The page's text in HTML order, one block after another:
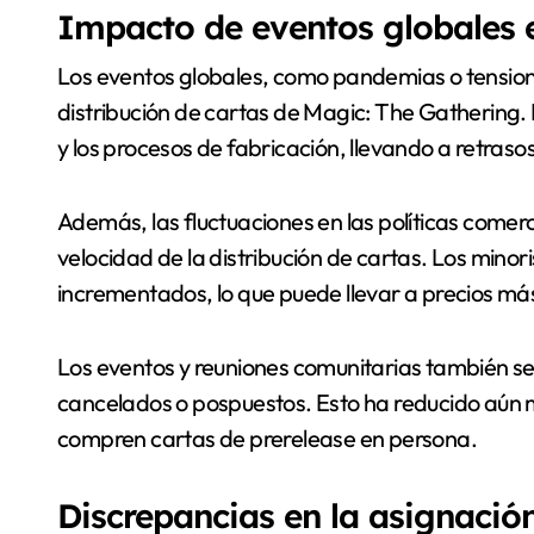
Impacto de eventos globales
Los eventos globales, como pandemias o
distribución de cartas de Magic: The
y los procesos de fabricación, llevando a
Además, las fluctuaciones en las políticas
velocidad de la distribución de cartas. Los
incrementados, lo que puede llevar a precios
Los eventos y reuniones comunitarias también
cancelados o pospuestos. Esto ha reducido
compren cartas de prerelease en persona.
Discrepancias en la